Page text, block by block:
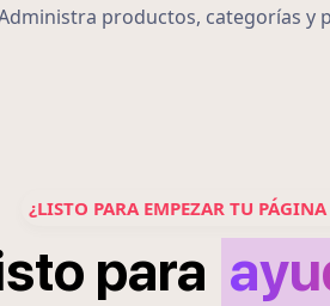
productos, categorías y
¿LISTO PARA EMPEZAR TU PÁGINA
para